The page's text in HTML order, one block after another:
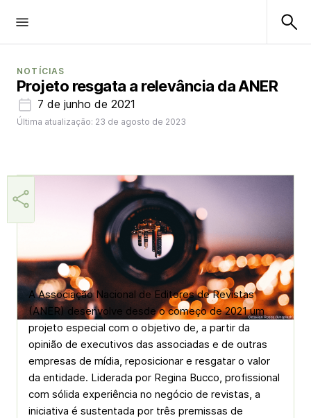
NOTÍCIAS
Projeto resgata a relevância da ANER
7 de junho de 2021
Última atualização: 23 de agosto de 2023
Helio Gama Neto
A Associação Nacional de Editores de Revistas
(ANER) desenvolve desde o começo de 2021 um
projeto especial com o objetivo de, a partir da
opinião de executivos das associadas e de outras
empresas de mídia, reposicionar e resgatar o valor
da entidade. Liderada por Regina Bucco, profissional
com sólida experiência no negócio de revistas, a
iniciativa é sustentada por três premissas de